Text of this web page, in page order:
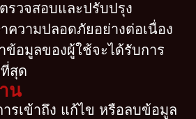
รวจสอบและปรับปรุง
ความปลอดภัยอย่างต่อเนื่อง
ข้อมูลของผู้ใช้จะได้รับการ
สุด
น
รเข้าถึง แก้ไข หรือลบข้อมูล